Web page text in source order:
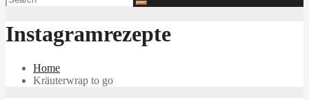
Instagramrezepte
Home
Kräuterwrap to go